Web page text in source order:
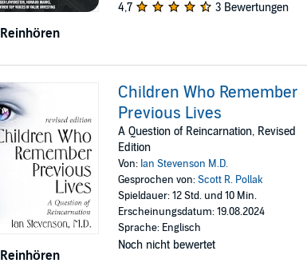
Reinhören
4,7 3 Bewertungen
Reinhören
Children Who Remember
Previous Lives
A Question of Reincarnation, Revised
Edition
Von: Ian Stevenson M.D.
Gesprochen von:Scott R. Pollak
Spieldauer: 12 Std. und 10 Min.
Erscheinungsdatum: 19.08.2024
Sprache: Englisch
Noch nicht bewertet